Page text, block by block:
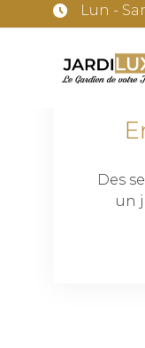
Lun -
Des
un